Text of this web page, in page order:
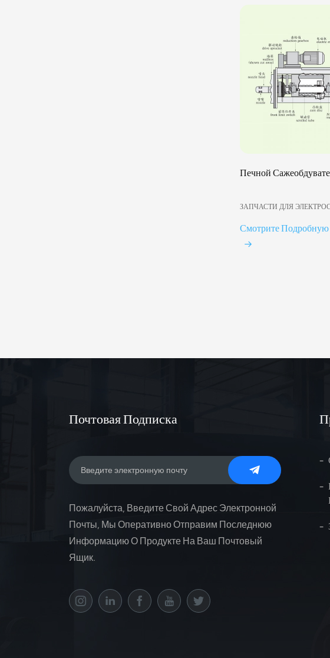
Печной
ЗАПЧАСТИ ДЛЯ
Смотрите
Почтовая Подписка
Пожалуйста, Введите Свой Адрес Электронной
Почты, Мы Оперативно Отправим Последнюю
Информацию О Продукте На Ваш Почтовый
Ящик.